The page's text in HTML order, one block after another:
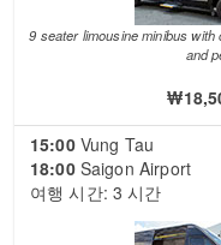
9 seater limousine minibus
and
15:00Vung Tau
18:00Saigon Airport
여행 시간: 3 시간